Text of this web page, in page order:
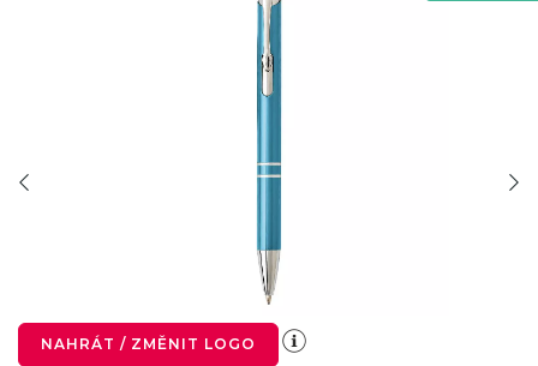
NAHRÁT / ZMĚNIT LOGO